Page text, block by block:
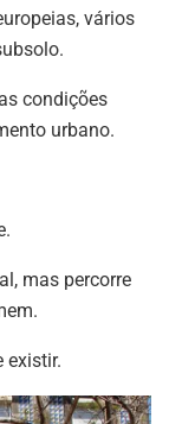
vários
condições
urbano.
mas percorre
existir.